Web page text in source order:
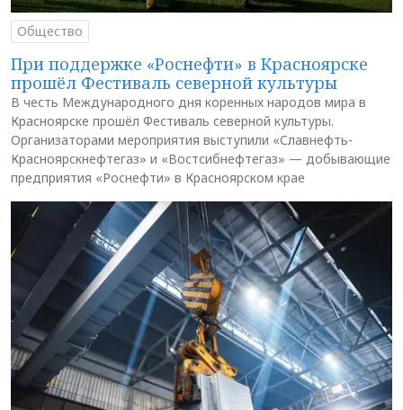
Общество
При поддержке «Роснефти» в Красноярске
прошёл Фестиваль северной культуры
В честь Международного дня коренных народов мира в
Красноярске прошёл Фестиваль северной культуры.
Организаторами мероприятия выступили «Славнефть-
Красноярскнефтегаз» и «Востсибнефтегаз» — добывающие
предприятия «Роснефти» в Красноярском крае